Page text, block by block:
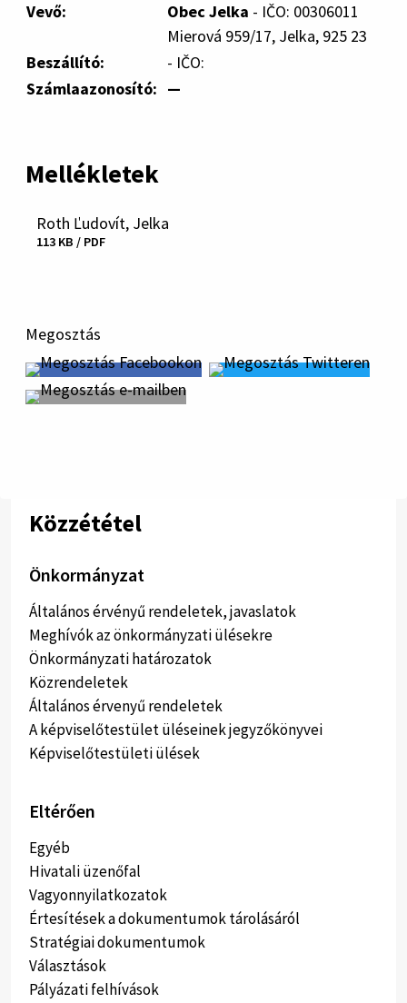
Vevő:
Obec Jelka - IČO: 00306011
Mierová 959/17, Jelka, 925 23
Beszállító:
- IČO:
Számlaazonosító: —
Mellékletek
Fájl
Roth Ľudovít, Jelka
113 KB / PDF
Megosztás
Közzététel
Önkormányzat
Általános érvényű rendeletek, javaslatok
Meghívók az önkormányzati ülésekre
Önkormányzati határozatok
Közrendeletek
Általános érvenyű rendeletek
A képviselőtestület üléseinek jegyzőkönyvei
Képviselőtestületi ülések
Eltérően
Egyéb
Hivatali üzenőfal
Vagyonnyilatkozatok
Értesítések a dokumentumok tárolásáról
Stratégiai dokumentumok
Választások
Pályázati felhívások